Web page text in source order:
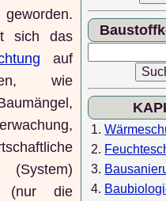
sich das
auf
wie
(nur die
1.
2.
3.
4.